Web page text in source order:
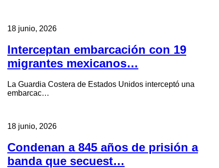
18 junio, 2026
Interceptan embarcación con 19
migrantes mexicanos…
La Guardia Costera de Estados Unidos interceptó una
embarcac…
18 junio, 2026
Condenan a 845 años de prisión a
banda que secuest…